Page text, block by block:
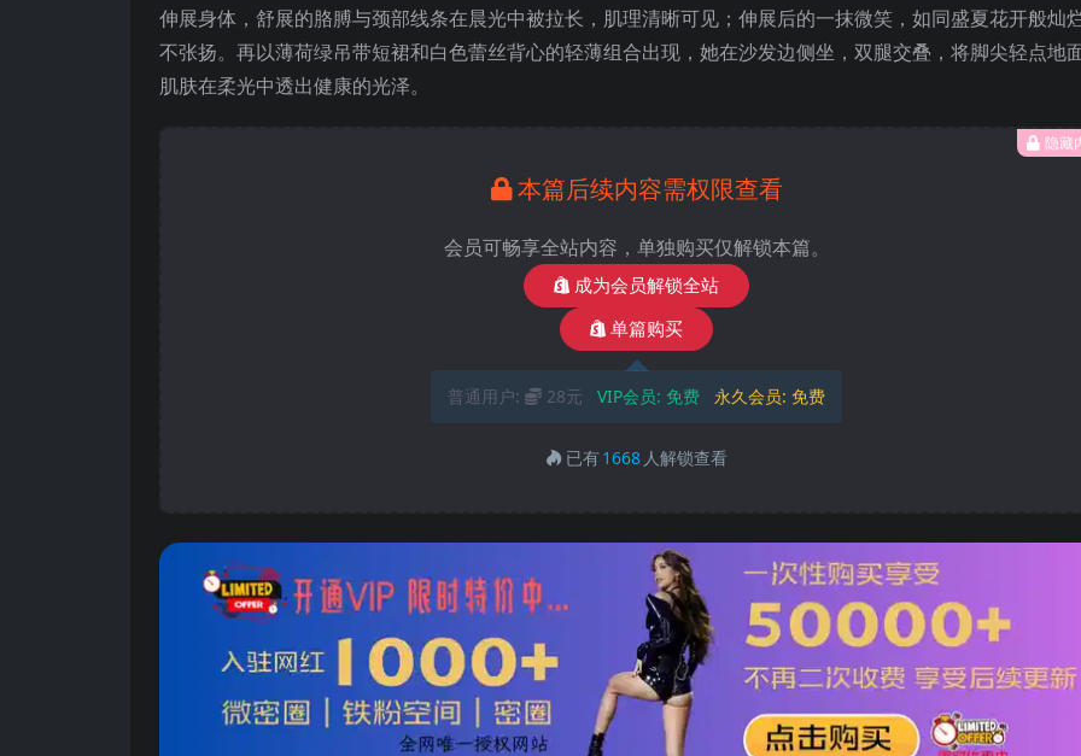
伸展身体，舒展的胳膊与颈部线条在晨光中被拉长，肌理清晰可见；伸展后的一抹微笑，如同盛夏花开般灿
不张扬。再以薄荷绿吊带短裙和白色蕾丝背心的轻薄组合出现，她在沙发边侧坐，双腿交叠，将脚尖轻点地
肌肤在柔光中透出健康的光泽。
隐藏
本篇后续内容需权限查看
会员可畅享全站内容，单独购买仅解锁本篇。
成为会员解锁全站
单篇购买
普通用户: 28元 VIP会员: 免费 永久会员:免费
已有1668 人解锁查看